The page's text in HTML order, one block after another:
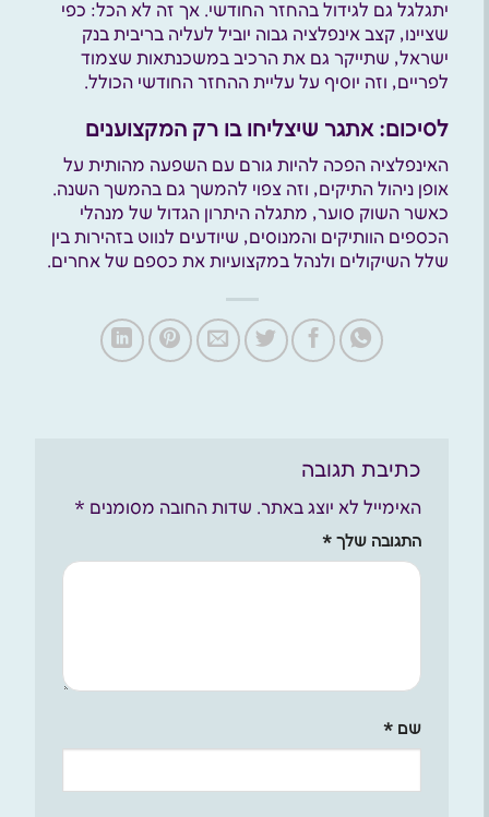
יתגלגל גם לגידול בהחזר החודשי. אך זה לא הכל: כפי
שציינו, קצב אינפלציה גבוה יוביל לעליה בריבית בנק
ישראל, שתייקר גם את הרכיב במשכנתאות שצמוד
לפריים, וזה יוסיף על עליית ההחזר החודשי הכולל.
לסיכום: אתגר שיצליחו בו רק המקצוענים
האינפלציה הפכה להיות גורם עם השפעה מהותית על
אופן ניהול התיקים, וזה צפוי להמשך גם בהמשך השנה.
כאשר השוק סוער, מתגלה היתרון הגדול של מנהלי
הכספים הוותיקים והמנוסים, שיודעים לנווט בזהירות בין
שלל השיקולים ולנהל במקצועיות את כספם של אחרים.
כתיבת תגובה
האימייל לא יוצג באתר. שדות החובה מסומנים *
התגובה שלך *
שם *